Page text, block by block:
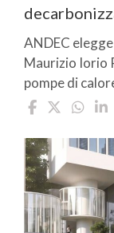
ANDEC
Maurizio Iorio
pompe di